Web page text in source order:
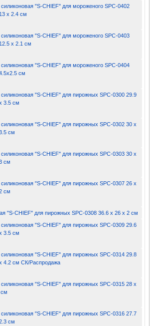
"S-CHIEF" для мороженого SPC-0402
x 2.4 см
"S-CHIEF" для мороженого SPC-0403
x 2.1 см
"S-CHIEF" для мороженого SPC-0404
см
"S-CHIEF" для пирожных SPC-0300 29.9
3.5 см
"S-CHIEF" для пирожных SPC-0302 30 x
см
"S-CHIEF" для пирожных SPC-0303 30 x
см
"S-CHIEF" для пирожных SPC-0307 26 x
см
"S-CHIEF" для пирожных SPC-0308 36.6 x 26 x 2 см
"S-CHIEF" для пирожных SPC-0309 29.6
3.5 см
"S-CHIEF" для пирожных SPC-0314 29.8
4.2 см СК/Распродажа
"S-CHIEF" для пирожных SPC-0315 28 x
"S-CHIEF" для пирожных SPC-0316 27.7
см